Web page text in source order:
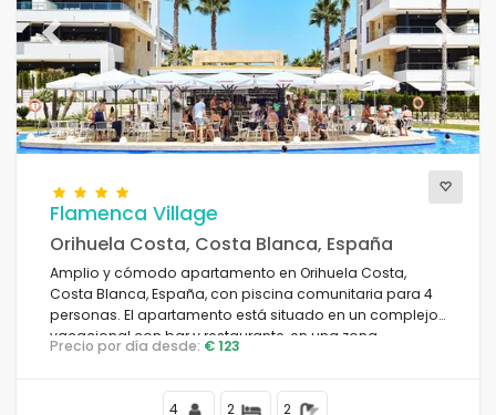
Previous Next
Flamenca Village
Orihuela Costa, Costa Blanca, España
Amplio y cómodo apartamento en Orihuela Costa,
Costa Blanca, España, con piscina comunitaria para 4
personas. El apartamento está situado en un complejo
vacacional con bar y restaurante, en una zona
residencial cercana a la playa, cerca de tiendas y
Precio por día desde: € 123
4 2 2